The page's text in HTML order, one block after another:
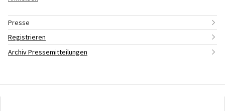
Presse
Registrieren
Archiv Pressemitteilungen